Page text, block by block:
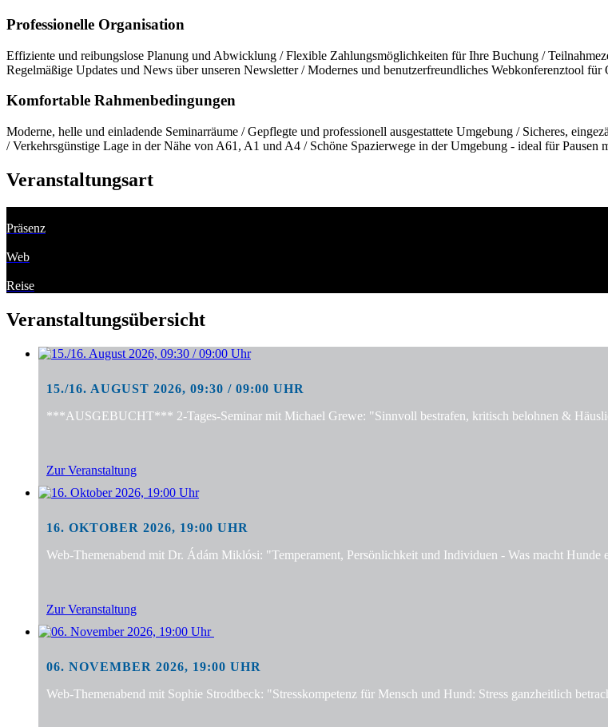
Professionelle Organisation
Effiziente und reibungslose Planung und Abwicklung / Flexible Zahlungsmöglichkeiten für Ihre Buchung /
Regelmäßige Updates und News über unseren Newsletter / Modernes und benutzerfreundliches Webkonferenztool für
Komfortable Rahmenbedingungen
Moderne, helle und einladende Seminarräume / Gepflegte und professionell ausgestattete Umgebung / Sicheres,
/ Verkehrsgünstige Lage in der Nähe von A61, A1 und A4 / Schöne Spazierwege in der Umgebung - ideal für Pausen
Veranstaltungsart
Präsenz
Web
Reise
Veranstaltungsübersicht
15./16. AUGUST 2026, 09:30 / 09:00 UHR
***AUSGEBUCHT*** 2-Tages-Seminar mit Michael Grewe: "Sinnvoll bestrafen, kritisch belohnen &
Zur Veranstaltung
16. OKTOBER 2026, 19:00 UHR
Web-Themenabend mit Dr. Ádám Miklósi: "Temperament, Persönlichkeit und Individuen - Was macht Hunde
Zur Veranstaltung
06. NOVEMBER 2026, 19:00 UHR
Web-Themenabend mit Sophie Strodtbeck: "Stresskompetenz für Mensch und Hund: Stress ganzheitlich